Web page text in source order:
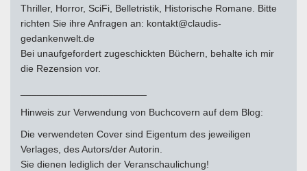
Thriller, Horror, SciFi, Belletristik, Historische Romane. Bitte
richten Sie ihre Anfragen an: kontakt@claudis-
gedankenwelt.de
Bei unaufgefordert zugeschickten Büchern, behalte ich mir
die Rezension vor.
Hinweis zur Verwendung von Buchcovern auf dem Blog:
Die verwendeten Cover sind Eigentum des jeweiligen
Verlages, des Autors/der Autorin.
Sie dienen lediglich der Veranschaulichung!